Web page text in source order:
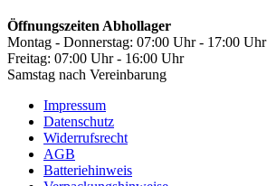
Öffnungszeiten Abhollager
Montag - Donnerstag: 07:00 Uhr - 17:00 Uhr
Freitag: 07:00 Uhr - 16:00 Uhr
Samstag nach Vereinbarung
Impressum
Datenschutz
Widerrufsrecht
AGB
Batteriehinweis